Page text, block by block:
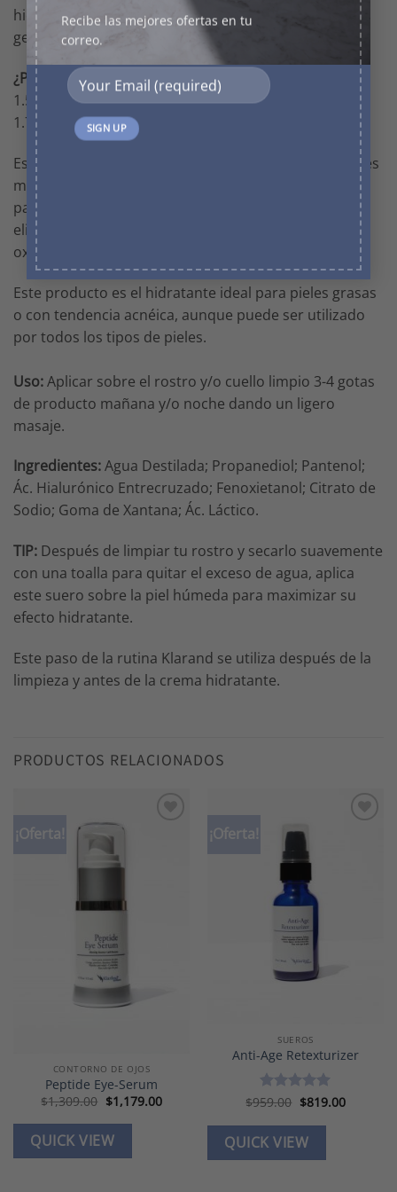
Recibe las mejores ofertas en tu
correo.
hidratación de larga duración y mejora la apariencia
general de la piel.
¿Por qué funciona?
1.5% de Ácido Hialurónico Entrecruzado
1.7% de Vitamina B5.
Este tipo de ácido hialurónico ha probado ser 50 veces
más efectivo que el ácido hialurónico convencional
para retener la humedad en la piel, además de que
elimina radicales libres, disminuyendo el daño
oxidativo.
Este producto es el hidratante ideal para pieles grasas
o con tendencia acnéica, aunque puede ser utilizado
por todos los tipos de pieles.
Uso:Aplicar sobre el rostro y/o cuello limpio 3-4 gotas
de producto mañana y/o noche dando un ligero
masaje.
Ingredientes:Agua Destilada; Propanediol; Pantenol;
Ác. Hialurónico Entrecruzado; Fenoxietanol; Citrato de
Sodio; Goma de Xantana; Ác. Láctico.
TIP: Después de limpiar tu rostro y secarlo suavemente
con una toalla para quitar el exceso de agua, aplica
este suero sobre la piel húmeda para maximizar su
efecto hidratante.
Este paso de la rutina Klarand se utiliza después de la
limpieza y antes de la crema hidratante.
PRODUCTOS RELACIONADOS
¡Oferta!
CONTORNO DE OJOS
Peptide Eye-Serum
$1,309.00 Original
price
was:
$1,309.00.
$1,179.00Current
QUICK VIEW
¡Oferta!
SUEROS
Anti-Age Retexturizer
Valorado en
$959.00 Original
was:
$959.00.
$819.00Current
QUICK VIEW